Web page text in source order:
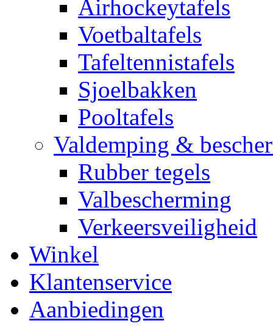
Airhockeytafels
Voetbaltafels
Tafeltennistafels
Sjoelbakken
Pooltafels
Valdemping &
Rubber tegels
Valbescherming
Verkeersveiligheid
Winkel
Klantenservice
Aanbiedingen